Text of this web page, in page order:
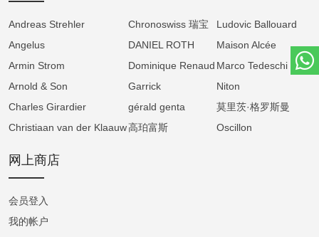
按钮可在腕表停止运作后，一键同步所有显
示。
万年历腕表提供三种优雅款式：玫瑰金表壳搭
壳搭配石墨灰表盘（型号 MG-003907），以及
铂金表壳搭配银白／石墨灰双色表盘（型号
MG-003904）。三款腕表均配备手工缝制深棕
色鳄鱼皮表带与同色系针扣。
Andreas Strehler
Angelus
Armin Strom
Arnold & Son
Charles Girardier
Christiaan van der Klaauw
Chronoswiss 瑞宝
DANIEL ROTH
Dominique Renaud
Garrick
gérald genta
高珀富斯
Ludovic Ballouard
Maison Alcée
Marco Tedeschi
Niton
莫里茨·格罗斯曼
Oscillon
网上商店
会员登入
我的帐户